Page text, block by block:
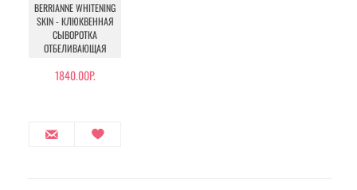
BERRIANNE WHITENING
SKIN - КЛЮКВЕННАЯ
СЫВОРОТКА
ОТБЕЛИВАЮЩАЯ
1840.00Р.